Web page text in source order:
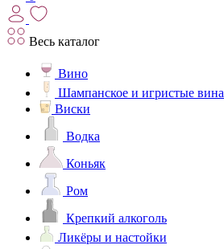
Весь каталог
Вино
Шампанское и игристые вина
Виски
Водка
Коньяк
Ром
Крепкий алкоголь
Ликёры и настойки